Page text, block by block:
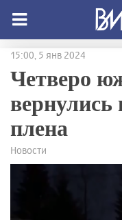
15:00, 5 янв 2024
Четверо
вернулись
плена
Новости